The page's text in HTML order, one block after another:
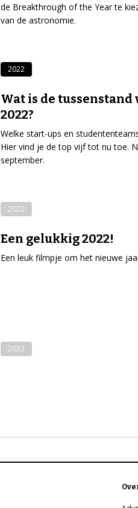
de Breakthrough of the Year te
van de astronomie.
2022
Wat is de tussenstand
2022?
Welke start-ups en
Hier vind je de top vijf tot nu toe.
september.
2022
Een gelukkig 2022!
Een leuk filmpje om het nieuwe
2022